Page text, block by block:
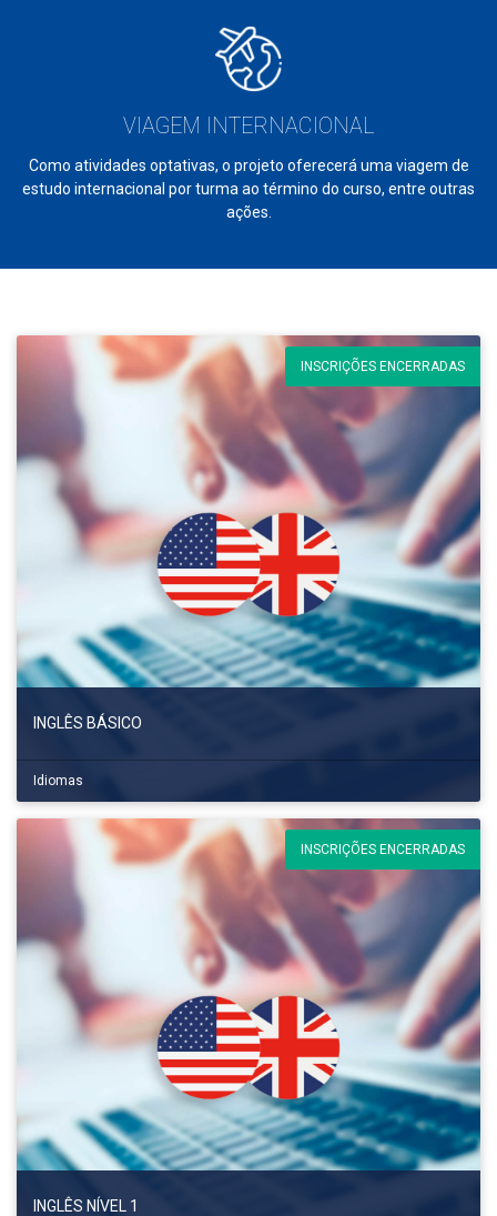
VIAGEM INTERNACIONAL
Como atividades optativas, o projeto oferecerá uma viagem de
estudo internacional por turma ao término do curso, entre outras
ações.
INSCRIÇÕES ENCERRADAS
INGLÊS BÁSICO
Idiomas
INSCRIÇÕES ENCERRADAS
INGLÊS NÍVEL 1